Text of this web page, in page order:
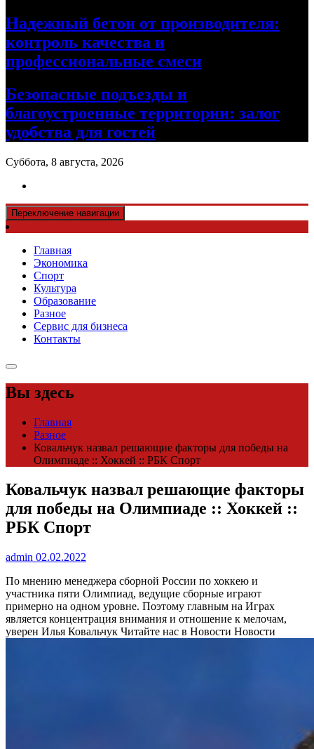
Надежный бетон от производителя:
контроль качества и
профессиональные смеси
Безопасные подъезды и
благоустроенные территории: залог
удобства для гостей
Суббота, 8 августа, 2026
Переключение навигации
Главная
Экономика
Спорт
Культура
Образование
Разное
Сервис для бизнеса
Контакты
Вы здесь
Главная
Разное
Ковальчук назвал решающие факторы для победы на
Олимпиаде :: Хоккей :: РБК Спорт
Ковальчук назвал решающие факторы
для победы на Олимпиаде :: Хоккей ::
РБК Спорт
admin 02.02.2022
По мнению менеджера сборной России по хоккею и
участника пяти Олимпиад, ведущие сборные играют
примерно на одном уровне. Поэтому главным на Играх
является концентрация внимания и отношение к мелочам,
уверен Илья Ковальчук Читайте нас в Новости Новости